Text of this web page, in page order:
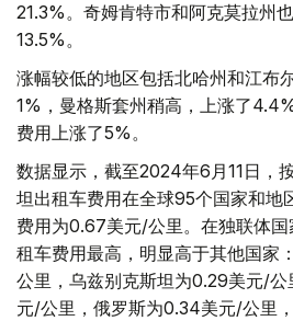
21.3%。奇姆肯特市和阿克莫拉州
13.5%。
涨幅较低的地区包括北哈州和江布
1%，曼格斯套州稍高，上涨了
费用上涨了5%。
数据显示，截至2024年6月11日，
坦出租车费用在全球95个国家和地
费用为0.67美元/公里。在独联体
租车费用最高，明显高于其他国家
公里，乌兹别克斯坦为0.29美元/公
元/公里，俄罗斯为0.34美元/公里